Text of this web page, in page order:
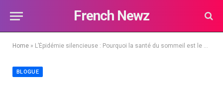
French Newz
Home » L’Épidémie silencieuse : Pourquoi la santé du sommeil est le grand défi de santé publique du XXIe siècle
BLOGUE